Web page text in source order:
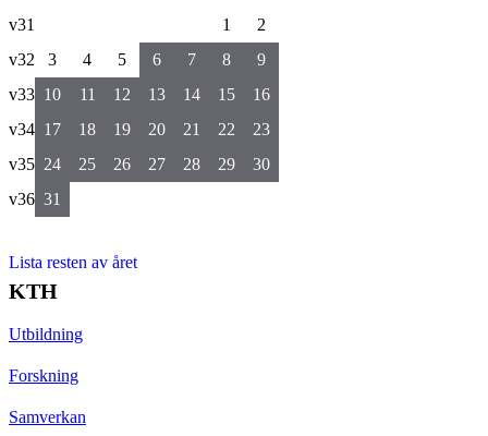
v31
1
2
v32
3 4 5 6 7 8
9
v33 10 11 12 13 14 15
16
v34 17 18 19 20 21 22
23
v35 24 25 26 27 28 29
30
v36 31
Lista resten av året
KTH
Utbildning
Forskning
Samverkan